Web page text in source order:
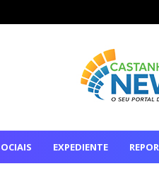
EXPEDIENTE